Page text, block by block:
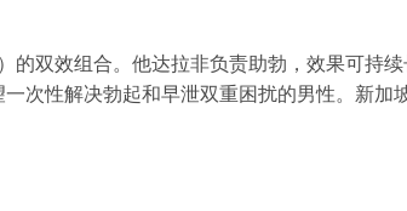
的双效组合。他达拉非负责助勃，效果可持续
次性解决勃起和早泄双重困扰的男性。新加